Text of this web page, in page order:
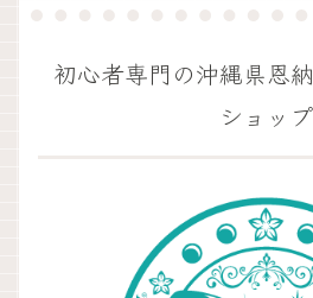
初心者専門の沖縄県恩
ショップ